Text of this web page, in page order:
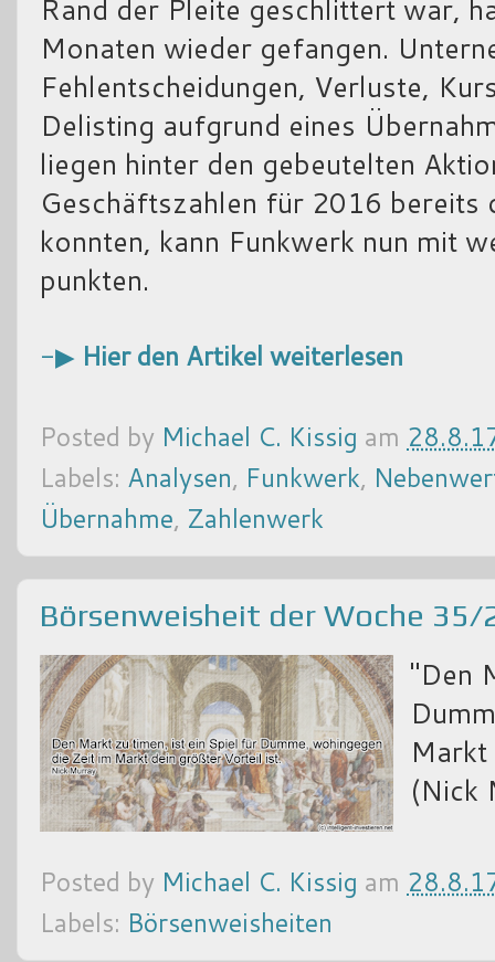
Rand der Pleite geschlittert war,
Monaten wieder gefangen.
Fehlentscheidungen, Verluste,
Delisting aufgrund eines
liegen hinter den gebeutelten
Geschäftszahlen für 2016 bereits
konnten, kann Funkwerk nun mit
punkten.
-▶ Hier den Artikel weiterlesen
Posted by Michael C. Kissig am
Labels: Analysen, Funkwerk,
Übernahme, Zahlenwerk
Börsenweisheit der Woche 35/
"Den
(Nick
Posted by Michael C. Kissig am
Labels: Börsenweisheiten